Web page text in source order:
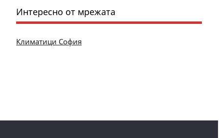
Интересно от мрежата
Климатици София